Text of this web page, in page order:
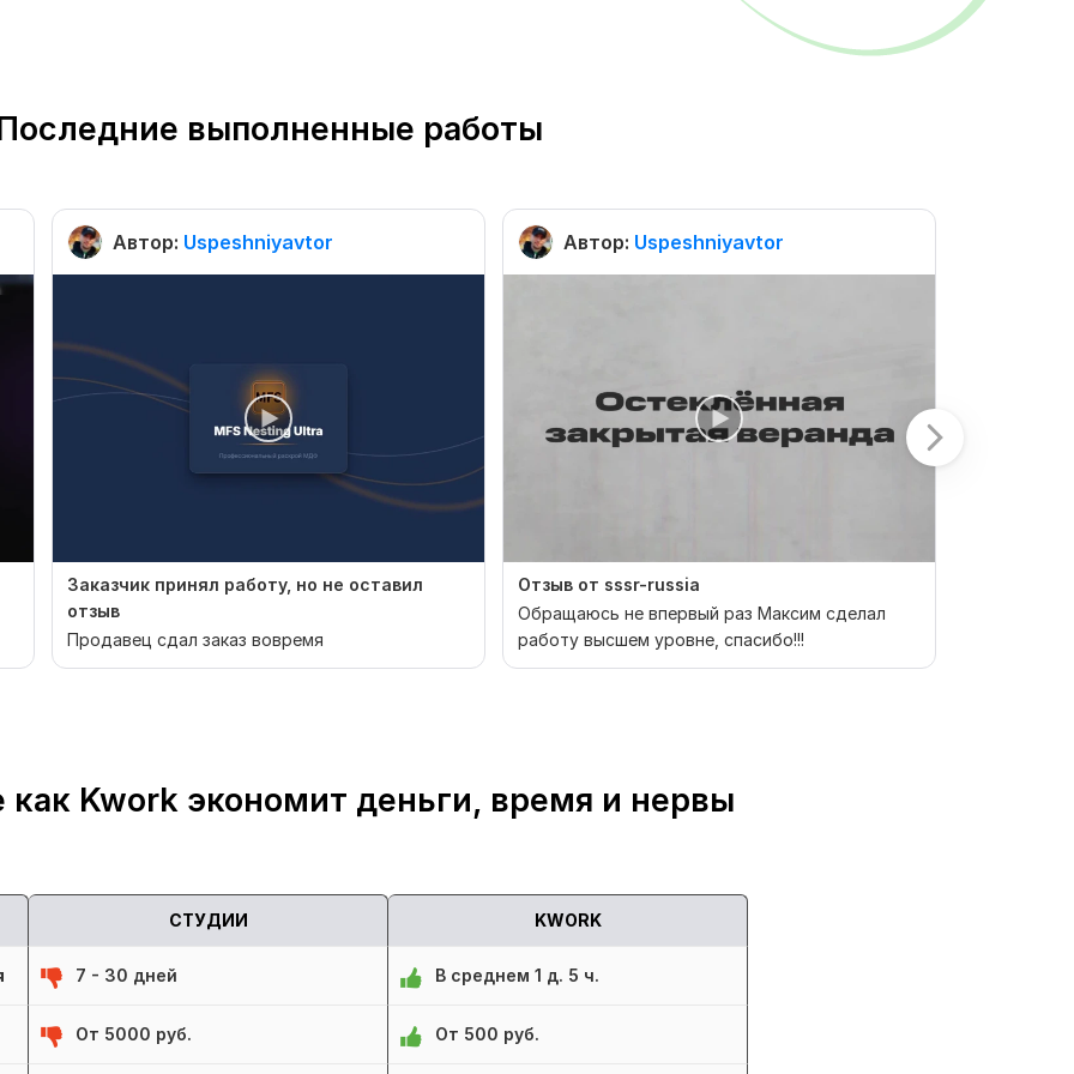
выполненные работы
Автор: Uspeshniyavtor
Заказчик принял работу, но не оставил
отзыв
Продавец сдал заказ вовремя
Автор: Uspeshniyavtor
Отзыв от sssr-russia
Обращаюсь не впервый раз Максим сделал
работу высшем уровне, спасибо!!!
Kwork экономит деньги, время и нервы
СТУДИИ KWORK
7 - 30 дней В среднем 1 д. 5 ч.
От 5000 руб. От 500 руб.